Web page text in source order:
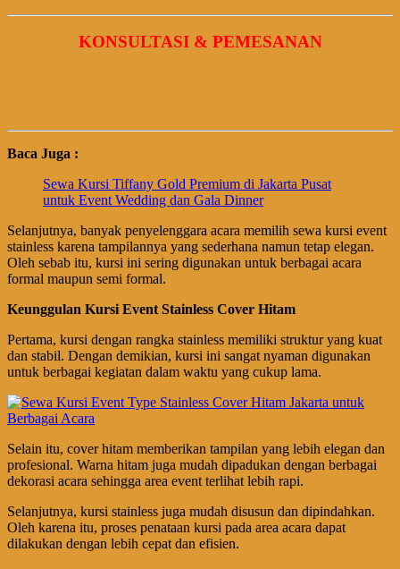
KONSULTASI & PEMESANAN
Baca Juga :
Sewa Kursi Tiffany Gold Premium di Jakarta Pusat
untuk Event Wedding dan Gala Dinner
Selanjutnya, banyak penyelenggara acara memilih sewa kursi event
stainless karena tampilannya yang sederhana namun tetap elegan.
Oleh sebab itu, kursi ini sering digunakan untuk berbagai acara
formal maupun semi formal.
Keunggulan Kursi Event Stainless Cover Hitam
Pertama, kursi dengan rangka stainless memiliki struktur yang kuat
dan stabil. Dengan demikian, kursi ini sangat nyaman digunakan
untuk berbagai kegiatan dalam waktu yang cukup lama.
Selain itu, cover hitam memberikan tampilan yang lebih elegan dan
profesional. Warna hitam juga mudah dipadukan dengan berbagai
dekorasi acara sehingga area event terlihat lebih rapi.
Selanjutnya, kursi stainless juga mudah disusun dan dipindahkan.
Oleh karena itu, proses penataan kursi pada area acara dapat
dilakukan dengan lebih cepat dan efisien.